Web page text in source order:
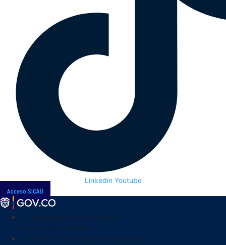
Linkedin Youtube
Acceso SICAU